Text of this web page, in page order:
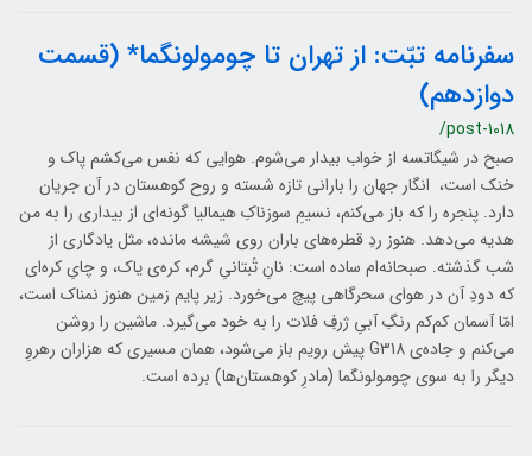
سفرنامه تبّت: از تهران تا چومولونگما* (قسمت
دوازدهم)
/post-1018
صبح در شیگاتسه از خواب بیدار می‌شوم. هوایی که نفس می‌کشم پاک و
خنک است، انگار جهان را بارانی تازه شسته و روح کوهستان در آن جریان
دارد. پنجره را که باز می‌کنم، نسیمِ سوزناکِ هیمالیا گونه‌ای از بیداری را به من
هدیه می‌دهد. هنوز ردِ قطره‌های باران روی شیشه مانده، مثل یادگاری از
شب گذشته. صبحانه‌ام ساده است: نانِ تُبتانیِ گرم، کره‌ی یاک، و چایِ کره‌ای
که دودِ آن در هوای سحرگاهی پیچ می‌خورد. زیر پایم زمین هنوز نمناک است،
امّا آسمان کم‌کم رنگِ آبیِ ژرفِ فلات را به خود می‌گیرد. ماشین را روشن
می‌کنم و جاده‌ی G318 پیش رویم باز می‌شود، همان مسیری که هزاران رهروِ
دیگر را به سوی چومولونگما (مادرِ کوهستان‌ها) برده است.